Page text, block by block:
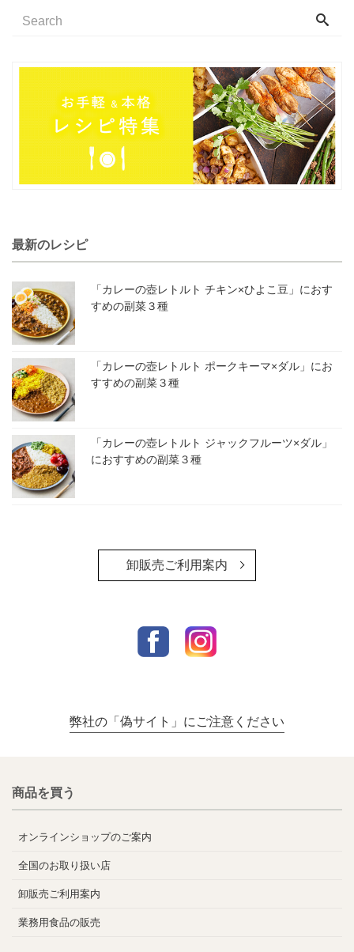
最新のレシピ
「カレーの壺レトルト チキン×ひよこ豆」におす
すめの副菜３種
「カレーの壺レトルト ポークキーマ×ダル」にお
すすめの副菜３種
「カレーの壺レトルト ジャックフルーツ×ダル」
におすすめの副菜３種
卸販売ご利用案内
弊社の「偽サイト」にご注意ください
商品を買う
オンラインショップのご案内
全国のお取り扱い店
卸販売ご利用案内
業務用食品の販売